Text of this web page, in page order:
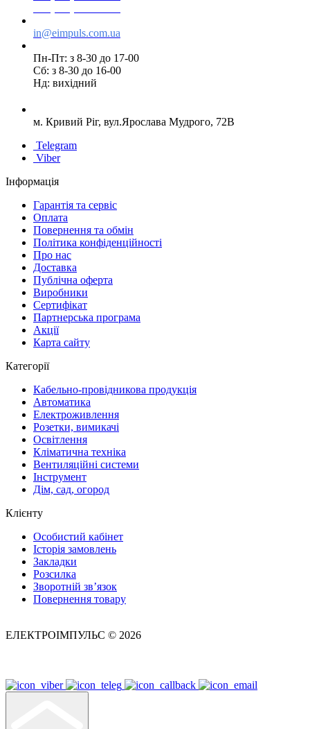
in@eimpuls.com.ua
Пн-Пт: з 8-30 до 17-00
Сб: з 8-30 до 16-00
Нд: вихідний
м. Кривий Ріг, вул.Ярослава Мудрого, 72В
Telegram
Viber
Інформація
Гарантія та сервіс
Оплата
Повернення та обмін
Політика конфіденційності
Про нас
Доставка
Публічна оферта
Виробники
Сертифікат
Партнерська програма
Акції
Карта сайту
Категорії
Кабельно-провідникова продукція
Автоматика
Електроживлення
Розетки, вимикачі
Освітлення
Кліматична техніка
Вентиляційні системи
Інструмент
Дім, сад, огород
Клієнту
Особистий кабінет
Історія замовлень
Закладки
Розсилка
Зворотній зв’язок
Повернення товару
ЕЛЕКТРОІМПУЛЬС © 2026